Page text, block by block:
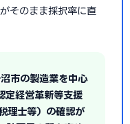
そのまま採択率に直
市の製造業を中心
定経営革新等支援
理士等）の確認が